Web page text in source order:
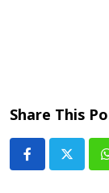
Share This